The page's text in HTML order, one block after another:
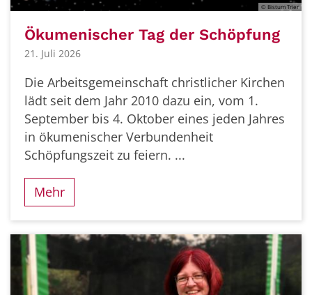
© Bistum Trier
Ökumenischer Tag der Schöpfung
21. Juli 2026
Die Arbeitsgemeinschaft christlicher Kirchen
lädt seit dem Jahr 2010 dazu ein, vom 1.
September bis 4. Oktober eines jeden Jahres
in ökumenischer Verbundenheit
Schöpfungszeit zu feiern. ...
Mehr